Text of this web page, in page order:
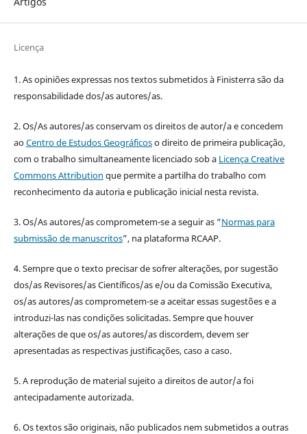
Licença
1. As opiniões expressas nos textos submetidos à Finisterra são da
responsabilidade dos/as autores/as.
2. Os/As autores/as conservam os direitos de autor/a e concedem
aoCentro de Estudos Geográficoso direito de primeira publicação,
com o trabalho simultaneamente licenciado sob a Licença Creative
Commons Attribution que permite a partilha do trabalho com
reconhecimento da autoria e publicação inicial nesta revista.
3. Os/As autores/as comprometem-se a seguir as “Normas para
submissão de manuscritos”, na plataforma RCAAP.
4. Sempre que o texto precisar de sofrer alterações, por sugestão
dos/as Revisores/as Científicos/as e/ou da Comissão Executiva,
os/as autores/as comprometem-se a aceitar essas sugestões e a
introduzi-las nas condições solicitadas. Sempre que houver
alterações de que os/as autores/as discordem, devem ser
apresentadas as respectivas justificações, caso a caso.
5. A reprodução de material sujeito a direitos de autor/a foi
antecipadamente autorizada.
6. Os textos são originais, não publicados nem submetidos a outras